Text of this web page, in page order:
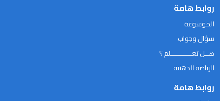
روابط هامة
الموسوعة
سؤال وجواب
هــل تعـــــــــــلم ؟
الرياضة الذهنية
روابط هامة